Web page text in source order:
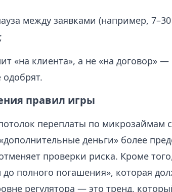
между заявками (например,
«на клиента», а не «на договор»
правил игры
переплаты по микрозаймам
деньги» более
проверки риска. Кроме
полного погашения», которая
регулятора — это тренд,